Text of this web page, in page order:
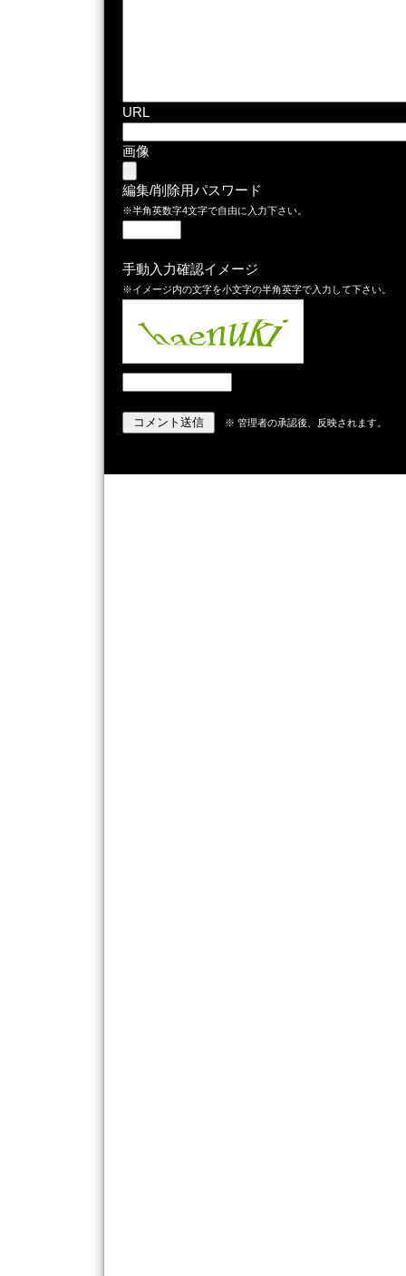
URL
画像
編集/削除用パスワード
※半角英数字4文字で自由に入力下さい。
手動入力確認イメージ
※イメージ内の文字を小文字の半角英字で入力して下さい。
※ 管理者の承認後、反映されます。